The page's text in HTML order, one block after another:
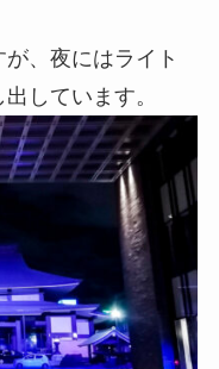
、夜にはライト
しています。